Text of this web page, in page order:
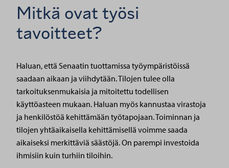
Mitkä ovat työsi
tavoitteet?
Haluan, että Senaatin tuottamissa työympäristöissä
saadaan aikaan ja viihdytään. Tilojen tulee olla
tarkoituksenmukaisia ja mitoitettu todellisen
käyttöasteen mukaan. Haluan myös kannustaa virastoja
ja henkilöstöä kehittämään työtapojaan. Toiminnan ja
tilojen yhtäaikaisella kehittämisellä voimme saada
aikaiseksi merkittäviä säästöjä. On parempi investoida
ihmisiin kuin turhiin tiloihin.